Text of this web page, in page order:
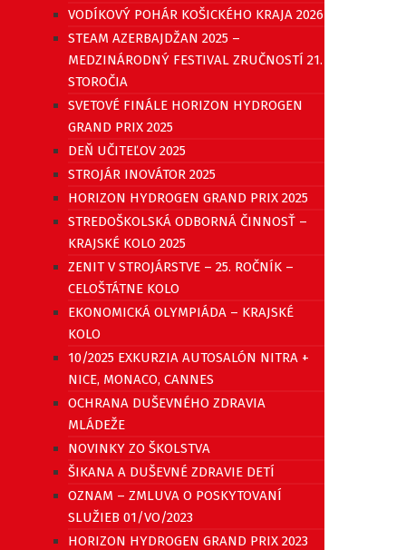
VODÍKOVÝ POHÁR KOŠICKÉHO KRAJA 2026
STEAM AZERBAJDŽAN 2025 –
MEDZINÁRODNÝ FESTIVAL ZRUČNOSTÍ 21.
STOROČIA
SVETOVÉ FINÁLE HORIZON HYDROGEN
GRAND PRIX 2025
DEŇ UČITEĽOV 2025
STROJÁR INOVÁTOR 2025
HORIZON HYDROGEN GRAND PRIX 2025
STREDOŠKOLSKÁ ODBORNÁ ČINNOSŤ –
KRAJSKÉ KOLO 2025
ZENIT V STROJÁRSTVE – 25. ROČNÍK –
CELOŠTÁTNE KOLO
EKONOMICKÁ OLYMPIÁDA – KRAJSKÉ
KOLO
10/2025 EXKURZIA AUTOSALÓN NITRA +
NICE, MONACO, CANNES
OCHRANA DUŠEVNÉHO ZDRAVIA
MLÁDEŽE
NOVINKY ZO ŠKOLSTVA
ŠIKANA A DUŠEVNÉ ZDRAVIE DETÍ
OZNAM – ZMLUVA O POSKYTOVANÍ
SLUŽIEB 01/VO/2023
HORIZON HYDROGEN GRAND PRIX 2023